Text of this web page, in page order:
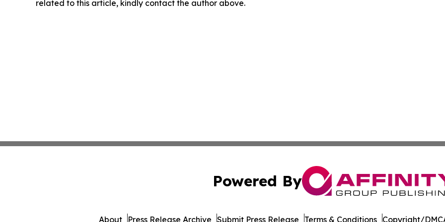
related to this article, kindly contact the author above.
Powered By
About Press Release Archive Submit Press Release Terms & Conditions Copyright/